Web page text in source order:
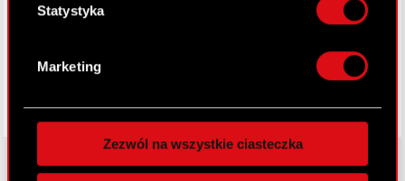
palca)
osobiste dane są przetwarzane oraz ustaw własne
preferencje w
. W Deklaracji
zgodę w dowolnej chwili.
Wykorzystujemy pliki cookie do
Statystyka
Marketing
Zezwól na wszystkie ciasteczka